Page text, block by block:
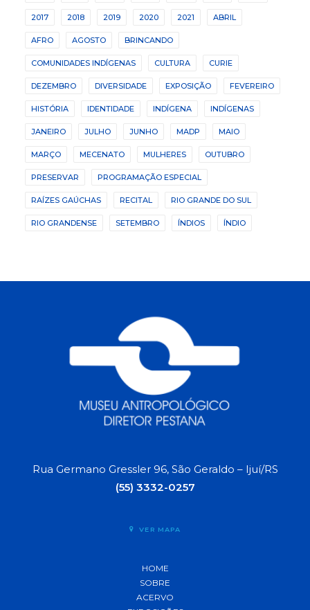
2017 2018 2019 2020 2021 ABRIL
AFRO AGOSTO BRINCANDO
COMUNIDADES INDÍGENAS CULTURA CURIE
DEZEMBRO DIVERSIDADE EXPOSIÇÃO FEVEREIRO
HISTÓRIA IDENTIDADE INDÍGENA INDÍGENAS
JANEIRO JULHO JUNHO MADP MAIO
MARÇO MECENATO MULHERES OUTUBRO
PRESERVAR PROGRAMAÇÃO ESPECIAL
RAÍZES GAÚCHAS RECITAL RIO GRANDE DO SUL
RIO GRANDENSE SETEMBRO ÍNDIOS ÍNDIO
Rua Germano Gressler 96, São Geraldo – Ijuí/RS
(55) 3332-0257
VER MAPA
HOME
SOBRE
ACERVO